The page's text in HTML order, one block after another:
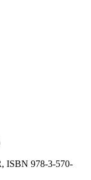
ISBN 978-3-570-